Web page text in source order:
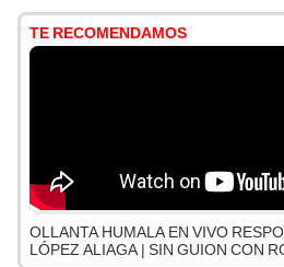
TE RECOMENDAMOS
OLLANTA HUMALA EN VIVO
LÓPEZ ALIAGA | SIN GUION CON